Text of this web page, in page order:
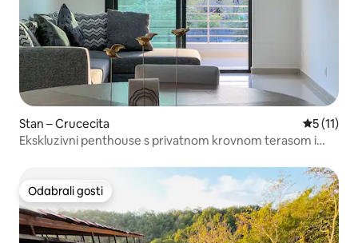
Stan – Crucecita
5 (11)
Ekskluzivni penthouse s privatnom krovnom terasom i
Odabrali gosti
Odabrali gosti